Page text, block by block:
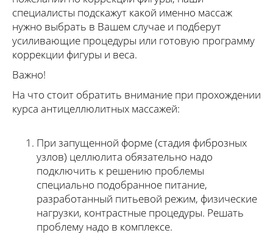
специалисты подскажут какой именно массаж
нужно выбрать в Вашем случае и подберут
усиливающие процедуры или готовую программу
коррекции фигуры и веса.
Важно!
На что стоит обратить внимание при прохождении
курса антицеллюлитных массажей:
При запущенной форме (стадия фиброзных
узлов) целлюлита обязательно надо
подключить к решению проблемы
специально подобранное питание,
разработанный питьевой режим, физические
нагрузки, контрастные процедуры. Решать
проблему надо в комплексе.